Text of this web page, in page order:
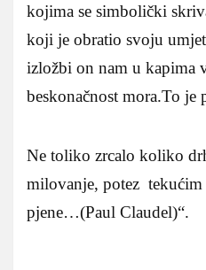
kojima se simbolički
koji je obratio svoju
izložbi on nam u kapima
beskonačnost mora.To
Ne toliko zrcalo koliko
milovanje, potez tekućim
pjene…(Paul Claudel)“.